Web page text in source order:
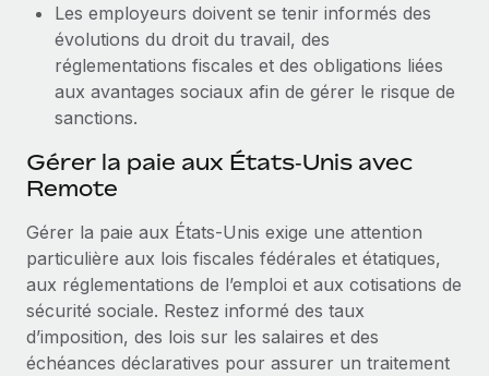
Les employeurs doivent se tenir informés des
évolutions du droit du travail, des
réglementations fiscales et des obligations liées
aux avantages sociaux afin de gérer le risque de
sanctions.
Gérer la paie aux États‑Unis avec
Remote
Gérer la paie aux États‑Unis exige une attention
particulière aux lois fiscales fédérales et étatiques,
aux réglementations de l’emploi et aux cotisations de
sécurité sociale. Restez informé des taux
d’imposition, des lois sur les salaires et des
échéances déclaratives pour assurer un traitement